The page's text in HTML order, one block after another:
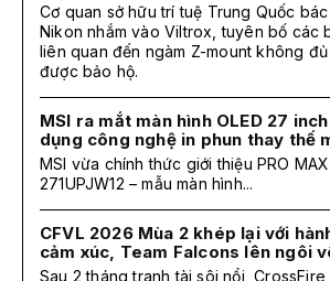
Cơ quan sở hữu trí tuệ Trung Quốc
Nikon nhắm vào Viltrox, tuyên bố các
liên quan đến ngàm Z-mount không
được bảo hộ.
MSI ra mắt màn hình OLED 27
dụng công nghệ in phun thay thế
MSI vừa chính thức giới thiệu PRO MAX
271UPJW12 – mẫu màn hình...
CFVL 2026 Mùa 2 khép lại với
cảm xúc, Team Falcons lên ngôi
Sau 2 tháng tranh tài sôi nổi,